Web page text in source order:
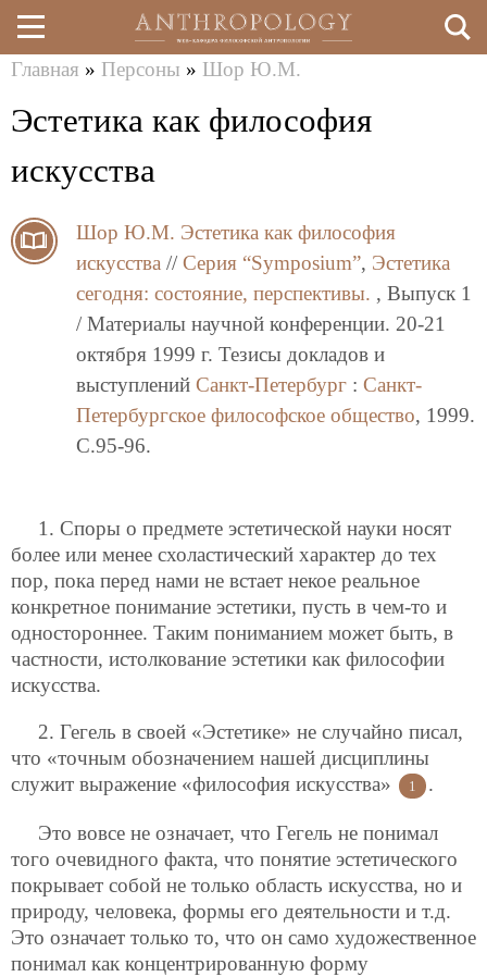
Перейти
к
здесь
Главная » Персоны » Шор Ю.М.
Эстетика как философия
искусства
Шор Ю.М. Эстетика как философия
искусства // Серия “Symposium”, Эстетика
сегодня: состояние, перспективы. , Выпуск 1
/ Материалы научной конференции. 20-21
октября 1999 г. Тезисы докладов и
выступлений Санкт-Петербург : Санкт-
Петербургское философское общество, 1999.
C.95-96.
1. Споры о предмете эстетической науки носят
более или менее схоластический характер до тех
пор, пока перед нами не встает некое реальное
конкретное понимание эстетики, пусть в чем-то и
одностороннее. Таким пониманием может быть, в
частности, истолкование эстетики как философии
искусства.
2. Гегель в своей «Эстетике» не случайно писал,
что «точным обозначением нашей дисциплины
служит выражение «философия искусства»
1 .
Это вовсе не означает, что Гегель не понимал
того очевидного факта, что понятие эстетического
покрывает собой не только область искусства, но и
природу, человека, формы его деятельности и т.д.
Это означает только то, что он само художественное
понимал как концентрированную форму